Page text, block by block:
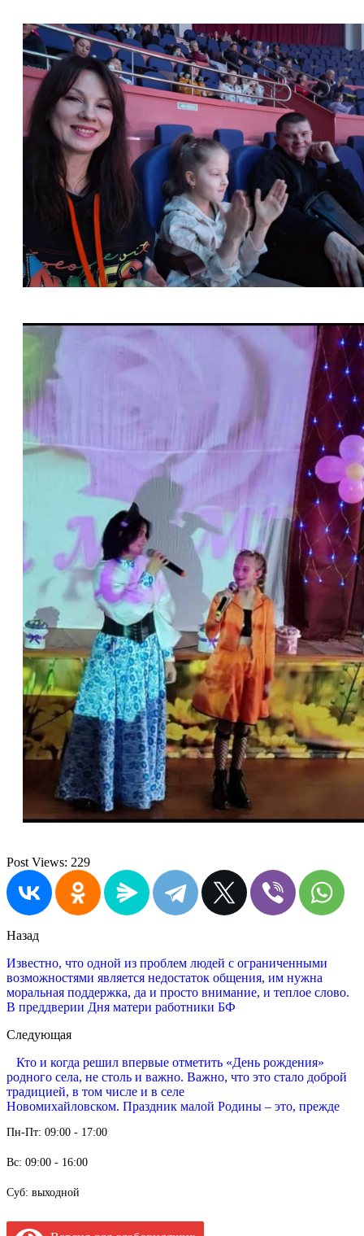
Post Views: 229
Назад
Известно, что одной из проблем людей с ограниченными
возможностями является недостаток общения, им нужна
моральная поддержка, да и просто внимание, и теплое слово.
В преддверии Дня матери работники БФ
Следующая
Кто и когда решил впервые отметить «День рождения»
родного села, не столь и важно. Важно, что это стало доброй
традицией, в том числе и в селе
Новомихайловском. Праздник малой Родины – это, прежде
Пн-Пт: 09:00 - 17:00
Вс: 09:00 - 16:00
Суб: выходной